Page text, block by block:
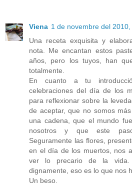
Viena 1 de novembre del
Una receta exquisita y
nota. Me encantan estos
años, pero los tuyos, han
totalmente.
En cuanto a tu
celebraciones del día de los
para reflexionar sobre la
de aceptar, que no somos
una cadena, que el mundo
nosotros y que este
Seguramente las flores,
en el día de los muertos, nos
ver lo precario de la
dignamente, eso es lo que nos
Un beso.